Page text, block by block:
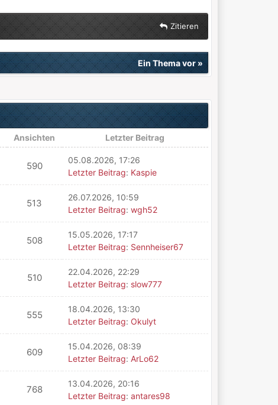
Zitieren
Ein Thema vor»
Ansichten Letzter Beitrag
590
05.08.2026, 17:26
Letzter Beitrag: Kaspie
513
26.07.2026, 10:59
Letzter Beitrag: wgh52
508
15.05.2026, 17:17
Letzter Beitrag: Sennheiser67
510
22.04.2026, 22:29
Letzter Beitrag: slow777
555
18.04.2026, 13:30
Letzter Beitrag: Okulyt
609
15.04.2026, 08:39
Letzter Beitrag: ArLo62
768
13.04.2026, 20:16
Letzter Beitrag: antares98